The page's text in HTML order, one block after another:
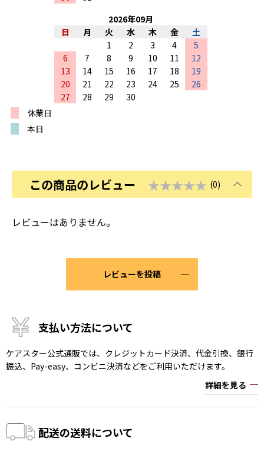
2026年09月
日
月 火 水 木 金
土
1
2 3 4
5
6
7 8 9 10 11
12
13
14 15 16 17 18
19
20
21 22 23 24 25
26
27
28 29
30
休業日
本日
この商品のレビュー ★★★★★ (0)
レビューはありません。
レビューを投稿
支払い方法について
ケアスター公式通販では、クレジットカード決済、代金引換、銀行
振込、Pay-easy、コンビニ決済などをご利用いただけます。
詳細を見る
配送の送料について